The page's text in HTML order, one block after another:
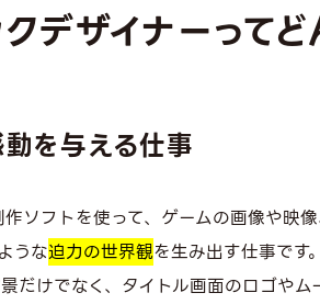
デザイナーって
を与える仕事
フトを使って、ゲームの画像や映
うな迫力の世界観を生み出す仕事です
だけでなく、タイトル画面のロゴや